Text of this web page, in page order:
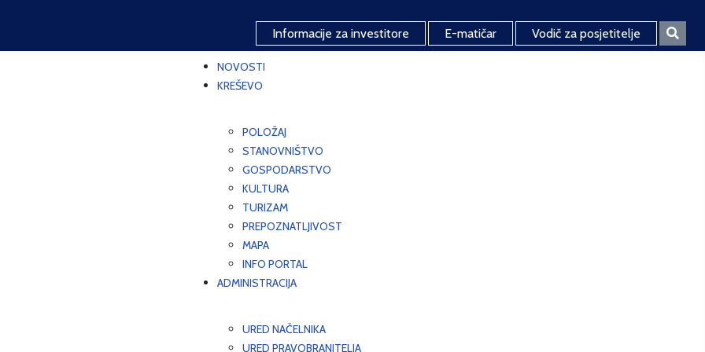
Informacije za investitore E-matičar Vodič za posjetitelje
NOVOSTI
KREŠEVO
POLOŽAJ
STANOVNIŠTVO
GOSPODARSTVO
KULTURA
TURIZAM
PREPOZNATLJIVOST
MAPA
INFO PORTAL
ADMINISTRACIJA
URED NAČELNIKA
URED PRAVOBRANITELJA